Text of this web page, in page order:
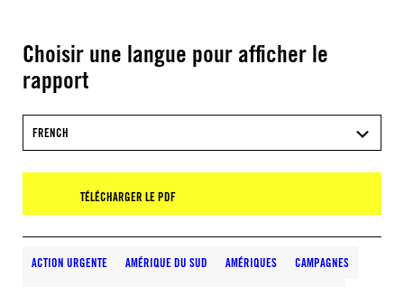
Choisir une langue pour afficher le
rapport
FRENCH
TÉLÉCHARGER LE PDF
ACTION URGENTE AMÉRIQUE DU SUD AMÉRIQUES CAMPAGNES